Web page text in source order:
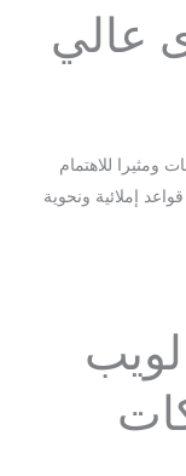
عالي
ومثيرا للاهتمام
إملائية ونحوية